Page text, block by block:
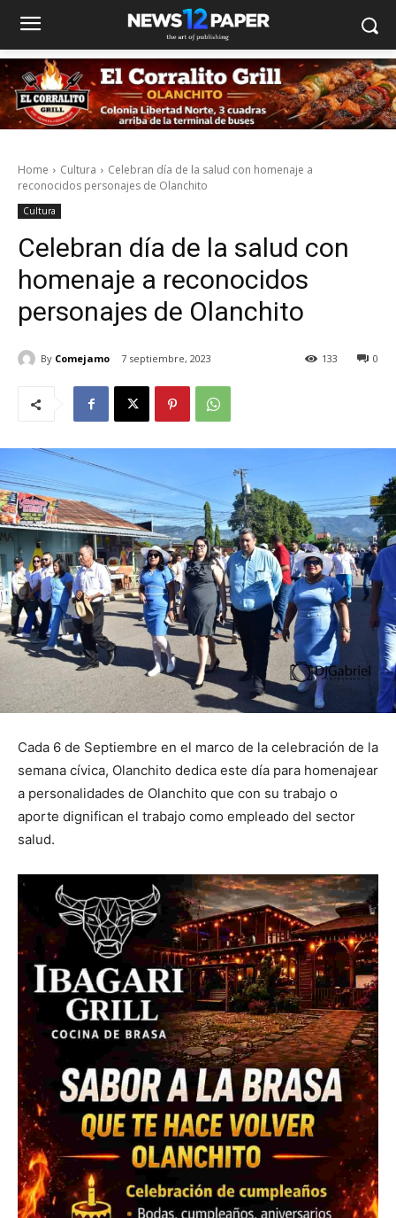
Home Cultura
Celebran día de la salud con homenaje a
reconocidos personajes de Olanchito
Cultura
Celebran día de la salud con
homenaje a reconocidos
personajes de Olanchito
By Comejamo 7 septiembre, 2023 0
133
Cada 6 de Septiembre en el marco de la celebración de la
semana cívica, Olanchito dedica este día para homenajear
a personalidades de Olanchito que con su trabajo o
aporte dignifican el trabajo como empleado del sector
salud.